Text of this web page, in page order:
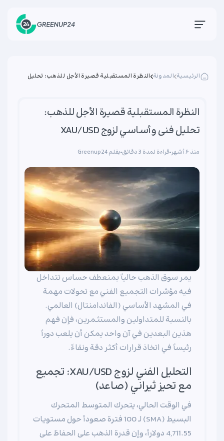
الرئيسية المدونة النظرة المستقبلية قصيرة الأجل للذهب: تحلیل
النظرة المستقبلية قصيرة الأجل للذهب:
تحلیل فنی وأساسي لزوج XAU/USD
منذ ۶ أشهر قراءة لمدة 3 دقائق بقلم Greenup24
يمر سوق الذهب حالياً بمنعطف حساس تتداخل
فيه مؤشرات التجميع الفني مع تحولات مهمة
في المشهد الأساسي (الفاندامنتال) العالمي.
بالنسبة للمتداولين والمستثمرين، فإن فهم
هذين البعدين في آن واحد يمكن أن يلعب دوراً
رئيساً في اتخاذ قرارات أكثر دقة ونقاءً.
التحليل الفني لزوج XAU/USD: تجميع
مع تحيز ثيراني (صاعد)
في الوقت الحالي، يتحرك المتوسط المتحرك
البسيط (SMA) لـ 100 فترة صعوداً حول مستويات
4,711.55 دولاراً، وإن قدرة الذهب على الحفاظ على